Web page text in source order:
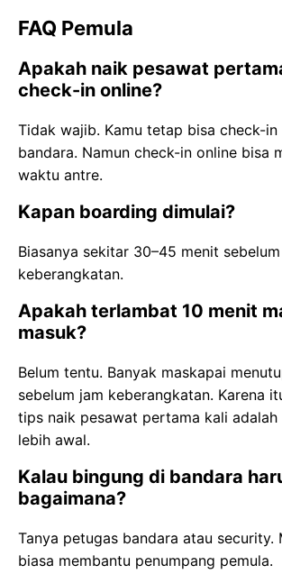
FAQ Pemula
Apakah naik pesawat
check-in online?
Tidak wajib. Kamu tetap bisa check-in
bandara. Namun check-in online bisa
waktu antre.
Kapan boarding dimulai?
Biasanya sekitar 30–45 menit
keberangkatan.
Apakah terlambat 10 menit
masuk?
Belum tentu. Banyak maskapai
sebelum jam keberangkatan. Karena
tips naik pesawat pertama kali adalah
lebih awal.
Kalau bingung di bandara
bagaimana?
Tanya petugas bandara atau security.
biasa membantu penumpang pemula.